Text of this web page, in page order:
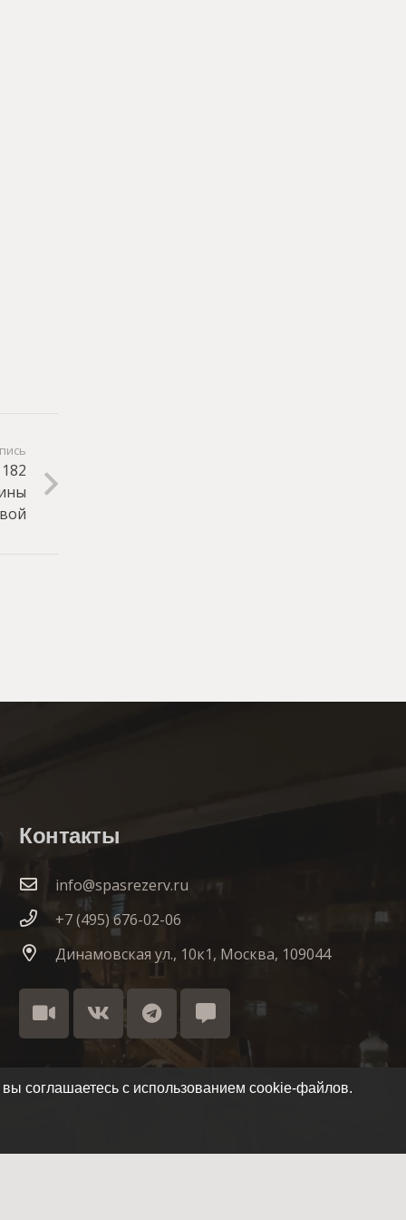
Контакты
info@spasrezerv.ru
+7 (495) 676-02-06
Динамовская ул., 10к1, Москва, 109044
соглашаетесь с использованием cookie-файлов.